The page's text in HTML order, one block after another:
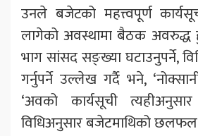
उनले बजेटको महत्त्वपूर्ण
लागेको अवस्थामा बैठक
भाग सांसद सङ्ख्या घटाउनुपर्ने,
गर्नुपर्ने उल्लेख गर्दै भने,
‘अवको कार्यसूची
विधिअनुसार बजेटमाथिको छलफल